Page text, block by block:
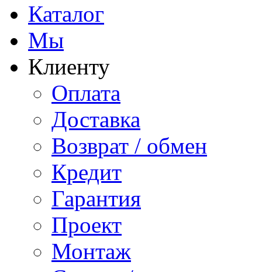
Каталог
Мы
Клиенту
Оплата
Доставка
Возврат / обмен
Кредит
Гарантия
Проект
Монтаж